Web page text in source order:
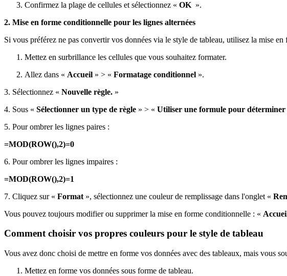
Confirmez la plage de cellules et sélectionnez « OK ».
2. Mise en forme conditionnelle pour les lignes alternées
Si vous préférez ne pas convertir vos données via le style de tableau, utilisez la mise
Mettez en surbrillance les cellules que vous souhaitez formater.
Allez dans « Accueil » > « Formatage conditionnel ».
3. Sélectionnez « Nouvelle règle. »
4. Sous « Sélectionner un type de règle » > « Utiliser une formule pour déterminer
5. Pour ombrer les lignes paires :
=MOD(ROW(),2)=0
6. Pour ombrer les lignes impaires :
=MOD(ROW(),2)=1
7. Cliquez sur « Format », sélectionnez une couleur de remplissage dans l'onglet «
Vous pouvez toujours modifier ou supprimer la mise en forme conditionnelle : «
Comment choisir vos propres couleurs pour le style de tableau
Vous avez donc choisi de mettre en forme vos données avec des tableaux, mais vous
Mettez en forme vos données sous forme de tableau.